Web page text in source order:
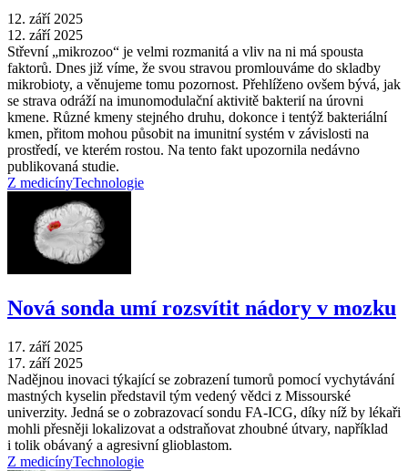
12. září 2025
12. září 2025
Střevní „mikrozoo“ je velmi rozmanitá a vliv na ni má spousta
faktorů. Dnes již víme, že svou stravou promlouváme do skladby
mikrobioty, a věnujeme tomu pozornost. Přehlíženo ovšem bývá, jak
se strava odráží na imunomodulační aktivitě bakterií na úrovni
kmene. Různé kmeny stejného druhu, dokonce i tentýž bakteriální
kmen, přitom mohou působit na imunitní systém v závislosti na
prostředí, ve kterém rostou. Na tento fakt upozornila nedávno
publikovaná studie.
Z medicínyTechnologie
Nová sonda umí rozsvítit nádory v mozku
17. září 2025
17. září 2025
Nadějnou inovaci týkající se zobrazení tumorů pomocí vychytávání
mastných kyselin představil tým vedený vědci z Missourské
univerzity. Jedná se o zobrazovací sondu FA-ICG, díky níž by lékaři
mohli přesněji lokalizovat a odstraňovat zhoubné útvary, například
i tolik obávaný a agresivní glioblastom.
Z medicínyTechnologie